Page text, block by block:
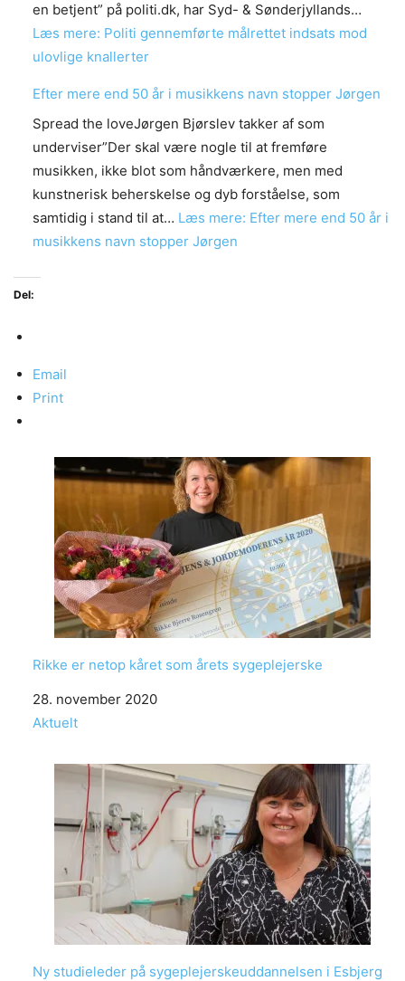
en betjent” på politi.dk, har Syd- & Sønderjyllands…
Læs mere: Politi gennemførte målrettet indsats mod
ulovlige knallerter
Efter mere end 50 år i musikkens navn stopper Jørgen
Spread the loveJørgen Bjørslev takker af som
underviser”Der skal være nogle til at fremføre
musikken, ikke blot som håndværkere, men med
kunstnerisk beherskelse og dyb forståelse, som
samtidig i stand til at… Læs mere: Efter mere end 50 år i
musikkens navn stopper Jørgen
Del:
Email
Print
Rikke er netop kåret som årets sygeplejerske
Date
28. november 2020
In relation to
Aktuelt
Ny studieleder på sygeplejerskeuddannelsen i Esbjerg